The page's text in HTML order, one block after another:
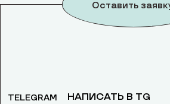
Оставить
TELEGRAM НАПИСАТЬ В TG